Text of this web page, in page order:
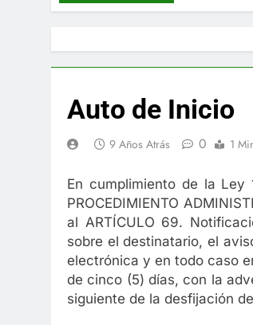
Auto de Inicio
9 Años Atrás 0 1
En cumplimiento de la
PROCEDIMIENTO
al ARTÍCULO 69.
sobre el destinatario, el
electrónica y en todo caso
de cinco (5) días, con la
siguiente de la desfijación